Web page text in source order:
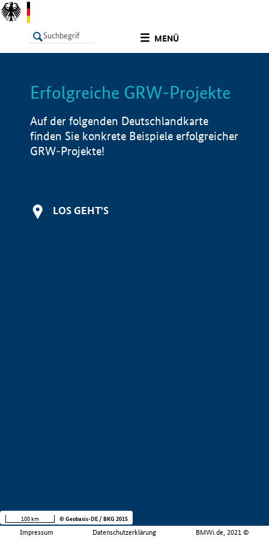
MENÜ
LISTE Info
Erfolgreiche GRW-Projekte
Auf der folgenden Deutschlandkarte
finden Sie konkrete Beispiele erfolgreicher
GRW-Projekte!
LOS GEHT'S
Impressum Datenschutzerklärung BMWi.de, 2021 ©
100 km © Geobasis-DE / BKG 2015